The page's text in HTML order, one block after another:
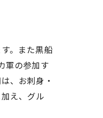
。また黒船
軍の参加す
、お刺身・
え、グル